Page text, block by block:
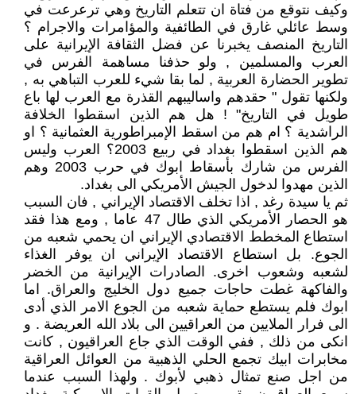
وكيف نتوقع من فتاة ان تتعلم التاريخ وهي ترعرعت في
وسط عائلي غارق في الطائفية والمؤامرات والاجرام ؟
التاريخ المنصف يخبرنا عن فضل الثقافة الإيرانية على
العرب والمسلمين , ولو حذفنا مساهمة الفرس في
تطوير الحضارة العربية , لما بقا شيء للعرب التباهي به ,
ولكنها تقول " حقدهم واساليبهم القذرة مع العرب لها باع
طويل في التاريخ" ! هل هم الذين اسقطوا الخلافة
الراشدية ؟ ام هم من اسقط الإمبراطورية العثمانية ؟ او
هم الذين اسقطوا بغداد في ربيع 2003؟ العرب وليس
الفرس من شارك بأسقاط ابوك في حرب 2003 وهم
الذين مهدوا لدخول الجيش الأمريكي الى بغداد.
ثم يا سيدة رغد , اذا تخلف الاقتصاد الإيراني , فان السبب
هو الحصار الأمريكي الذي طال 47 عاما , ومع هذا فقد
استطاع المخطط الاقتصادي الإيراني ان يحمي شعبه من
الجوع. بل استطاع الاقتصاد الإيراني ان يوفر الغذاء
لشعبه وشعوب اخرى. الصادرات الإيرانية من الخضر
والفاكهة غطت حاجات جميع دول الخليج والعراق. اما
ابوك فلم يستطع حماية شعبه من الجوع الامر الذي أدى
الى فرار الملايين من العراقيين الى بلاد الله العريضة . و
انكى من ذلك , ففي الوقت الذي جاع العراقيون , كانت
مخابرات ابيك تجمع الحلي الذهبية من العوائل العراقية
من اجل صنع تمثال ذهبي لأبوك . ولهذا السبب عندما